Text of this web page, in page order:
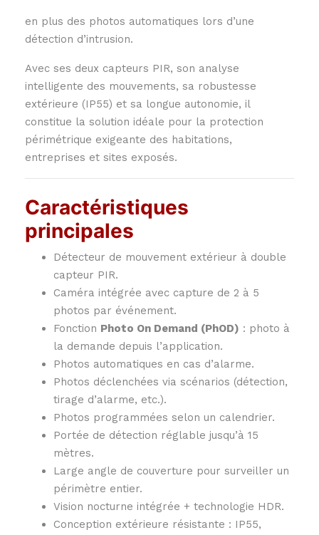
en plus des photos automatiques lors d’une
détection d’intrusion.
Avec ses deux capteurs PIR, son analyse
intelligente des mouvements, sa robustesse
extérieure (IP55) et sa longue autonomie, il
constitue la solution idéale pour la protection
périmétrique exigeante des habitations,
entreprises et sites exposés.
Caractéristiques
principales
Détecteur de mouvement extérieur à double
capteur PIR.
Caméra intégrée avec capture de 2 à 5
photos par événement.
Fonction Photo On Demand (PhOD) : photo à
la demande depuis l’application.
Photos automatiques en cas d’alarme.
Photos déclenchées via scénarios (détection,
tirage d’alarme, etc.).
Photos programmées selon un calendrier.
Portée de détection réglable jusqu’à 15
mètres.
Large angle de couverture pour surveiller un
périmètre entier.
Vision nocturne intégrée + technologie HDR.
Conception extérieure résistante : IP55,